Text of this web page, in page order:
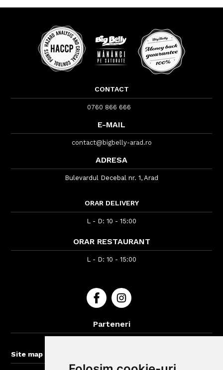
CONTACT
0760 866 666
E-MAIL
contact@bigbelly-arad.ro
ADRESA
Bulevardul Decebal nr. 1, Arad
ORAR DELIVERY
L - D: 10 - 15:00
ORAR RESTAURANT
L - D: 10 - 15:00
Parteneri
Site map